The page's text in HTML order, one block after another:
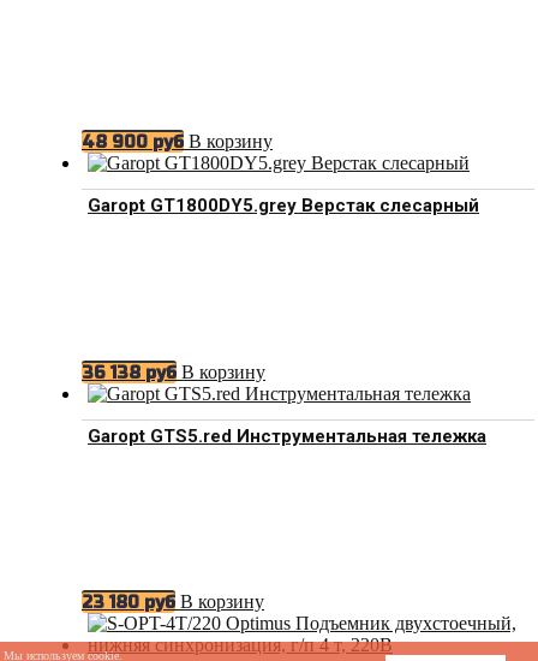
Мы используем cookie.
48 900 руб В корзину
Garopt GT1800DY5.grey Верстак слесарный
36 138 руб В корзину
Garopt GTS5.red Инструментальная тележка
23 180 руб В корзину